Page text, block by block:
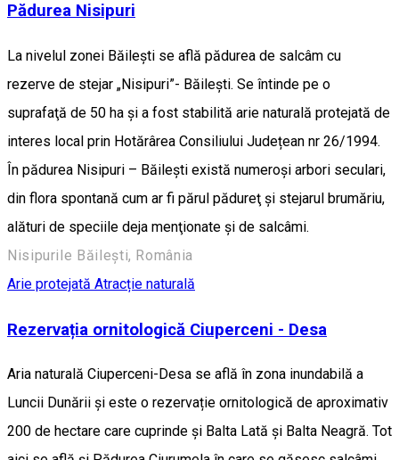
Pădurea Nisipuri
La nivelul zonei Băileşti se află pădurea de salcâm cu
rezerve de stejar „Nisipuri”- Băileşti. Se întinde pe o
suprafaţă de 50 ha și a fost stabilită arie naturală protejată de
interes local prin Hotărârea Consiliului Județean nr 26/1994.
În pădurea Nisipuri – Băileşti există numeroşi arbori seculari,
din flora spontană cum ar fi părul pădureţ şi stejarul brumăriu,
alături de speciile deja menţionate şi de salcâmi.
Nisipurile Băilești, România
Arie protejată Atracție naturală
Rezervația ornitologică Ciuperceni - Desa
Aria naturală Ciuperceni-Desa se află în zona inundabilă a
Luncii Dunării și este o rezervație ornitologică de aproximativ
200 de hectare care cuprinde și Balta Lată și Balta Neagră. Tot